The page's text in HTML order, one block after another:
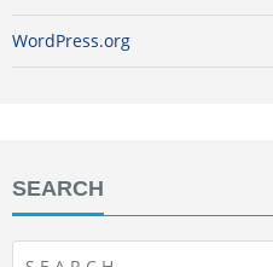
WordPress.org
SEARCH